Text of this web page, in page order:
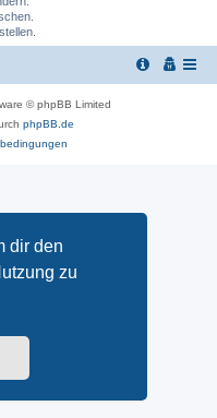
dir den
zu
© phpBB Limited
phpBB.de